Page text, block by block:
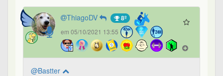
ThiagoDV 8º
em 05/10/2021 13:55
@Bastter